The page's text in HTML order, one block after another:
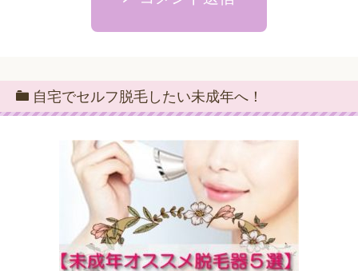
自宅でセルフ脱毛したい未成年へ！